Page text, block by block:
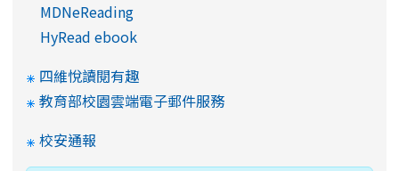
MDNeReading
HyRead ebook
四維悅讀閱有趣
教育部校園雲端電子郵件服務
校安通報